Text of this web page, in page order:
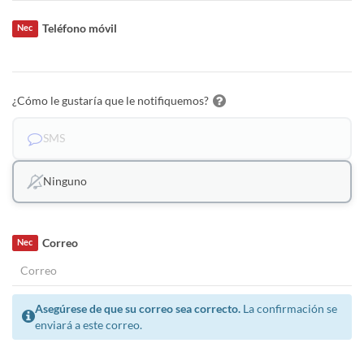
Teléfono móvil
Nec
¿Cómo le gustaría que le notifiquemos?
SMS
Ninguno
Correo
Nec
Asegúrese de que su correo sea correcto. La confirmación se
enviará a este correo.